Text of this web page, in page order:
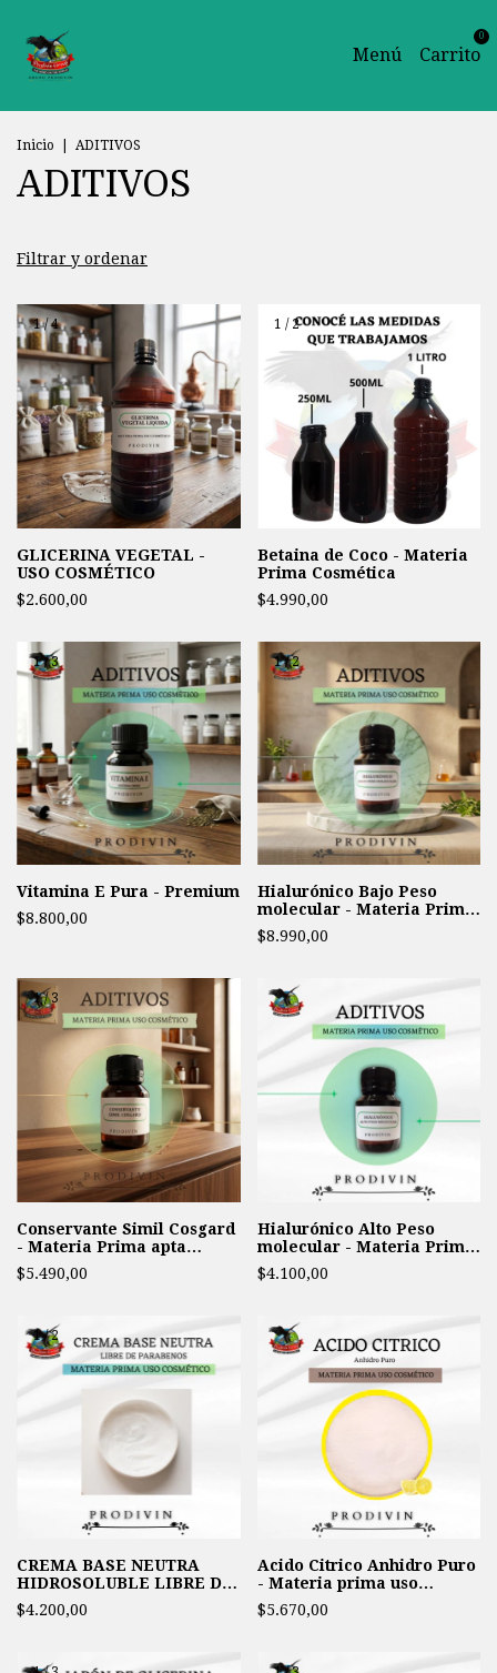
Menú Carrito
0
Inicio ADITIVOS
ADITIVOS
Filtrar y ordenar
1/4
GLICERINA VEGETAL -
USO COSMÉTICO
$2.600,00
1 / 2
Betaina de Coco - Materia
Prima Cosmética
$4.990,00
1/3
Vitamina E Pura - Premium
$8.800,00
1/2
Hialurónico Bajo Peso
molecular - Materia Prima
Uso Cosmético
$8.990,00
1/3
Conservante Simil Cosgard
- Materia Prima apta
cosmética
$5.490,00
Hialurónico Alto Peso
molecular - Materia Prima
Uso Cosmético
$4.100,00
1/2
CREMA BASE NEUTRA
HIDROSOLUBLE LIBRE DE
PARABENOS
$4.200,00
Acido Citrico Anhidro Puro
- Materia prima uso
Cosmetico
$5.670,00